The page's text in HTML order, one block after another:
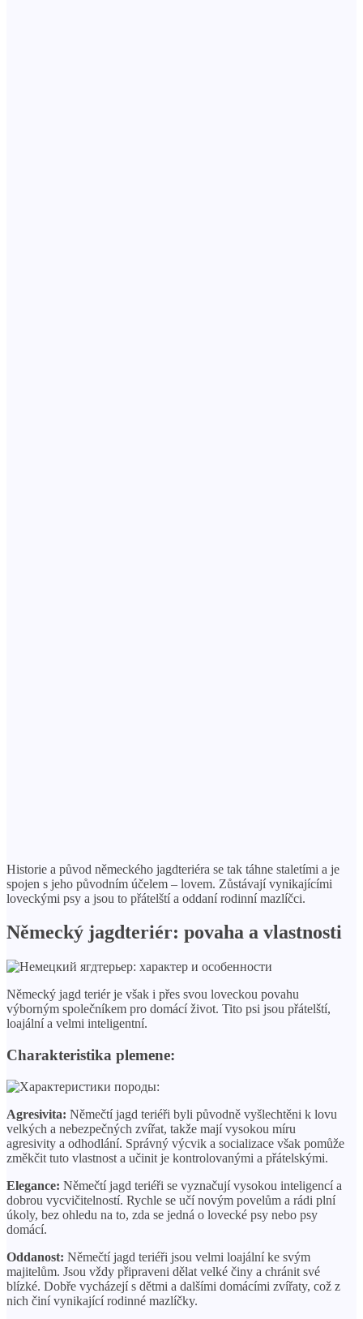
Historie a původ německého jagdteriéra se tak táhne staletími a je
spojen s jeho původním účelem – lovem. Zůstávají vynikajícími
loveckými psy a jsou to přátelští a oddaní rodinní mazlíčci.
Německý jagdteriér: povaha a vlastnosti
Německý jagd teriér je však i přes svou loveckou povahu
výborným společníkem pro domácí život. Tito psi jsou přátelští,
loajální a velmi inteligentní.
Charakteristika plemene:
Agresivita: Němečtí jagd teriéři byli původně vyšlechtěni k lovu
velkých a nebezpečných zvířat, takže mají vysokou míru
agresivity a odhodlání. Správný výcvik a socializace však pomůže
změkčit tuto vlastnost a učinit je kontrolovanými a přátelskými.
Elegance: Němečtí jagd teriéři se vyznačují vysokou inteligencí a
dobrou vycvičitelností. Rychle se učí novým povelům a rádi plní
úkoly, bez ohledu na to, zda se jedná o lovecké psy nebo psy
domácí.
Oddanost: Němečtí jagd teriéři jsou velmi loajální ke svým
majitelům. Jsou vždy připraveni dělat velké činy a chránit své
blízké. Dobře vycházejí s dětmi a dalšími domácími zvířaty, což z
nich činí vynikající rodinné mazlíčky.